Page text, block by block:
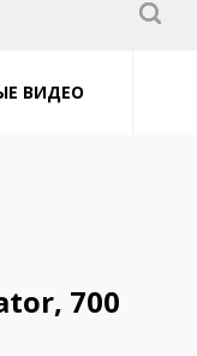
ВИДЕО
700